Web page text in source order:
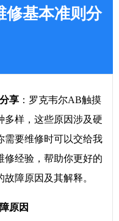
修基本准则分
享 ：罗克韦尔AB触摸
多样，这些原因涉及硬
需要维修时可以交给我
修经验，帮助你更好的
障原因及其解释。
原因